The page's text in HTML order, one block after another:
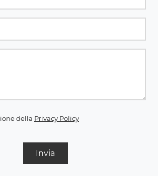
della Privacy Policy
Invia